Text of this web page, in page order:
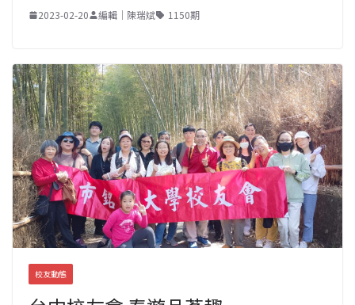
2023-02-20 編輯｜陳瑞斌 1150期
校友動態